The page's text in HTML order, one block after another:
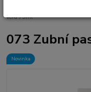
vera 75ml
073 Zubní
Novinka